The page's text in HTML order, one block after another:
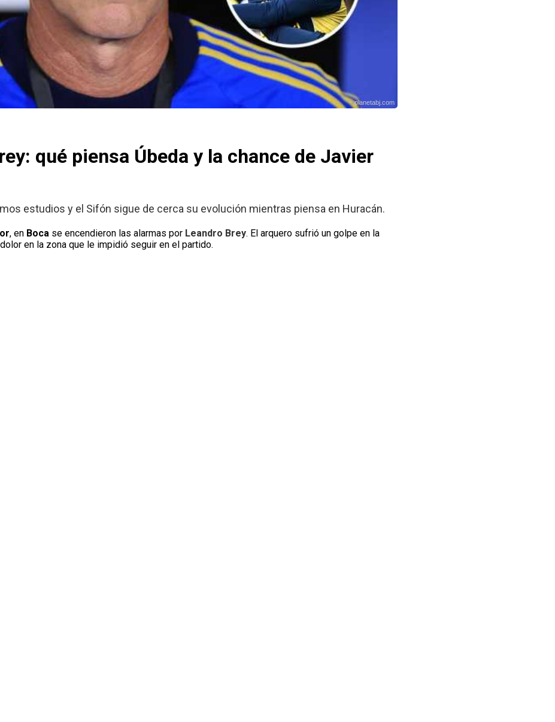
planetabj.com
qué piensa Úbeda y la chance de Javier
estudios y el Sifón sigue de cerca su evolución mientras piensa en Huracán.
, en Boca se encendieron las alarmas por Leandro Brey. El arquero sufrió un golpe en la
en la zona que le impidió seguir en el partido.